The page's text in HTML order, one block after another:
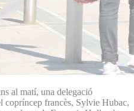
al matí, una delegació
copríncep francès, Sylvie Hubac,